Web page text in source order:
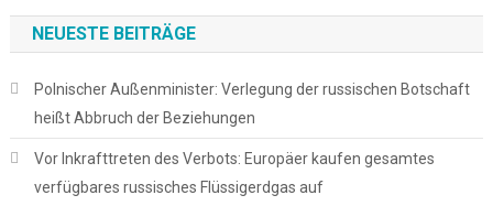
NEUESTE BEITRÄGE
Polnischer Außenminister: Verlegung der russischen Botschaft
heißt Abbruch der Beziehungen
Vor Inkrafttreten des Verbots: Europäer kaufen gesamtes
verfügbares russisches Flüssigerdgas auf